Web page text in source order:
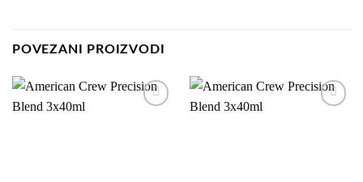
POVEZANI PROIZVODI